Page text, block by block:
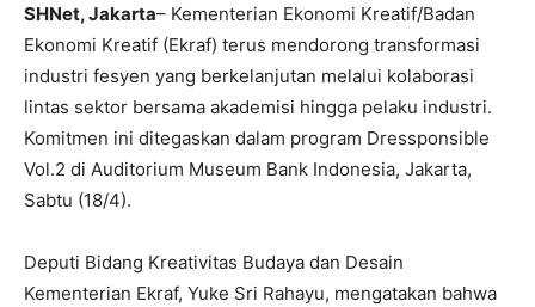
SHNet, Jakarta– Kementerian Ekonomi Kreatif/Badan
Ekonomi Kreatif (Ekraf) terus mendorong transformasi
industri fesyen yang berkelanjutan melalui kolaborasi
lintas sektor bersama akademisi hingga pelaku industri.
Komitmen ini ditegaskan dalam program Dressponsible
Vol.2 di Auditorium Museum Bank Indonesia, Jakarta,
Sabtu (18/4).
Deputi Bidang Kreativitas Budaya dan Desain
Kementerian Ekraf, Yuke Sri Rahayu, mengatakan bahwa